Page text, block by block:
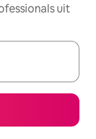
uit
je een keuze